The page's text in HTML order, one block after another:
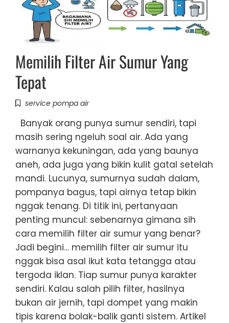
Memilih Filter Air Sumur Yang
Tepat
service pompa air
Banyak orang punya sumur sendiri, tapi
masih sering ngeluh soal air. Ada yang
warnanya kekuningan, ada yang baunya
aneh, ada juga yang bikin kulit gatal setelah
mandi. Lucunya, sumurnya sudah dalam,
pompanya bagus, tapi airnya tetap bikin
nggak tenang. Di titik ini, pertanyaan
penting muncul: sebenarnya gimana sih
cara memilih filter air sumur yang benar?
Jadi begini… memilih filter air sumur itu
nggak bisa asal ikut kata tetangga atau
tergoda iklan. Tiap sumur punya karakter
sendiri. Kalau salah pilih filter, hasilnya
bukan air jernih, tapi dompet yang makin
tipis karena bolak-balik ganti sistem. Artikel